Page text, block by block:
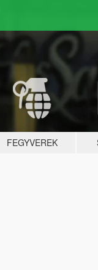
FEGYVEREK